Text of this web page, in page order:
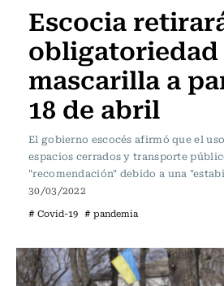
Escocia
obligatoriedad
mascarilla a
18 de abril
El gobierno escocés afirmó que el
espacios cerrados y transporte
"recomendación" debido a una
30/03/2022
# Covid-19 # pandemia